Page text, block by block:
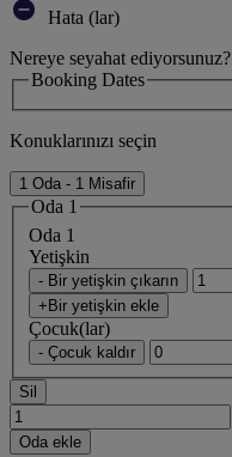
Hata (lar)
Nereye seyahat ediyorsunuz?
Booking Dates
Konuklarınızı seçin
1 Oda - 1 Misafir
Oda 1
Oda 1
Yetişkin
- Bir yetişkin çıkarın
+Bir yetişkin ekle
Çocuk(lar)
- Çocuk kaldır
Sil
Oda ekle